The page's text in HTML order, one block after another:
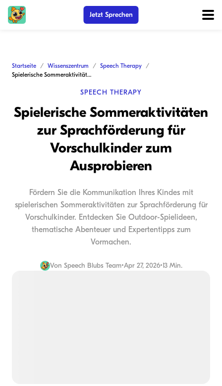
Jetzt Sprechen
Startseite Wissenszentrum
Speech Therapy
Spielerische Sommeraktivitäten zur Sprachförderung für Vorschulkinder zum Ausprobieren
SPEECH THERAPY
Spielerische Sommeraktivitäten
zur Sprachförderung für
Vorschulkinder zum
Ausprobieren
Fördern Sie die Kommunikation Ihres Kindes mit
spielerischen Sommeraktivitäten zur Sprachförderung für
Vorschulkinder. Entdecken Sie Outdoor-Spielideen,
thematische Abenteuer und Expertentipps zum
Vormachen.
Von Speech Blubs Team•Apr 27, 2026•13 Min.